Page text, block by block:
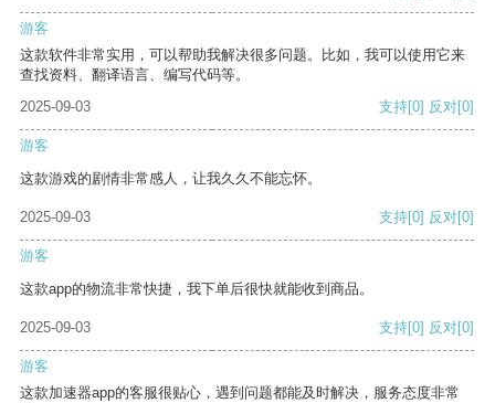
游客
这款软件非常实用，可以帮助我解决很多问题。比如，我可以使用它来
查找资料、翻译语言、编写代码等。
2025-09-03
支持[0] 反对[0]
游客
这款游戏的剧情非常感人，让我久久不能忘怀。
2025-09-03 支持[0] 反对[0]
游客
这款app的物流非常快捷，我下单后很快就能收到商品。
2025-09-03 支持[0] 反对[0]
游客
这款加速器app的客服很贴心，遇到问题都能及时解决，服务态度非常